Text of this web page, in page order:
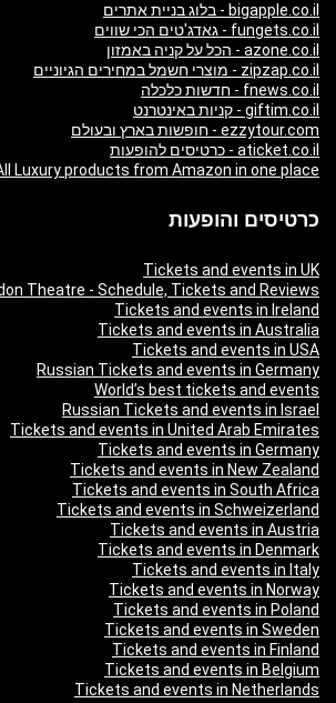
bigapple.co.il - בלוג בניית אתרים
fungets.co.il - גאדג'טים הכי שווים
azone.co.il - הכל על קניה באמזון
zipzap.co.il - מוצרי חשמל במחירים הגיוניים
fnews.co.il - חדשות כלכלה
giftim.co.il - קניות באינטרנט
ezzytour.com - חופשות בארץ ובעולם
aticket.co.il - כרטיסים להופעות
Luxury products from Amazon in one place
כרטיסים והופעות
Tickets and events in UK
Theatre - Schedule, Tickets and Reviews
Tickets and events in Ireland
Tickets and events in Australia
Tickets and events in USA
Russian Tickets and events in Germany
World’s best tickets and events
Russian Tickets and events in Israel
Tickets and events in United Arab Emirates
Tickets and events in Germany
Tickets and events in New Zealand
Tickets and events in South Africa
Tickets and events in Schweizerland
Tickets and events in Austria
Tickets and events in Denmark
Tickets and events in Italy
Tickets and events in Norway
Tickets and events in Poland
Tickets and events in Sweden
Tickets and events in Finland
Tickets and events in Belgium
Tickets and events in Netherlands